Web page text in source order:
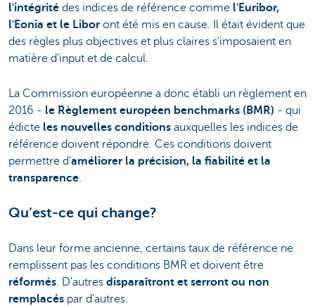
l'intégrité des indices de référence comme l'Euribor,
l'Eonia et le Libor ont été mis en cause. Il était évident que
des règles plus objectives et plus claires s'imposaient en
matière d'input et de calcul.
La Commission européenne a donc établi un règlement en
2016 - le Règlement européen benchmarks (BMR) - qui
édicte les nouvelles conditions auxquelles les indices de
référence doivent répondre. Ces conditions doivent
permettre d'améliorer la précision, la fiabilité et la
transparence.
Qu’est-ce qui change?
Dans leur forme ancienne, certains taux de référence ne
remplissent pas les conditions BMR et doivent être
réformés. D'autres disparaîtront et serront ou non
remplacés par d'autres.